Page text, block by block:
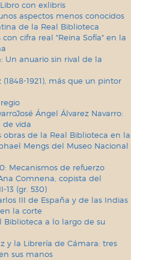
con exlibris
aspectos menos conocidos
de la Real Biblioteca
cifra real "Reina Sofía" en la
Un anuario sin rival de la
1921), más que un pintor
Ángel Álvarez Navarro:
vida
obras de la Real Biblioteca en la
Mengs del Museo Nacional
Mecanismos de refuerzo
Comnena, copista del
13 (gr. 530)
III de España y de las Indias
la corte
Biblioteca a lo largo de su
y la Librería de Cámara: tres
sus manos